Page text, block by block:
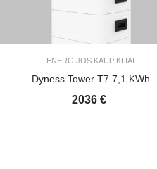
ENERGIJOS KAUPIKLIAI
Dyness Tower T7 7,1 KWh
2036 €